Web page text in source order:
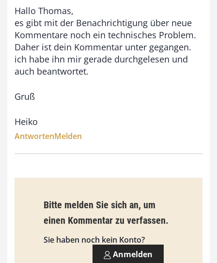
Hallo Thomas,
es gibt mit der Benachrichtigung über neue
Kommentare noch ein technisches Problem.
Daher ist dein Kommentar unter gegangen.
ich habe ihn mir gerade durchgelesen und
auch beantwortet.
Gruß
Heiko
AntwortenMelden
Bitte melden Sie sich an, um
einen Kommentar zu verfassen.
Sie haben noch kein Konto?
Anmelden